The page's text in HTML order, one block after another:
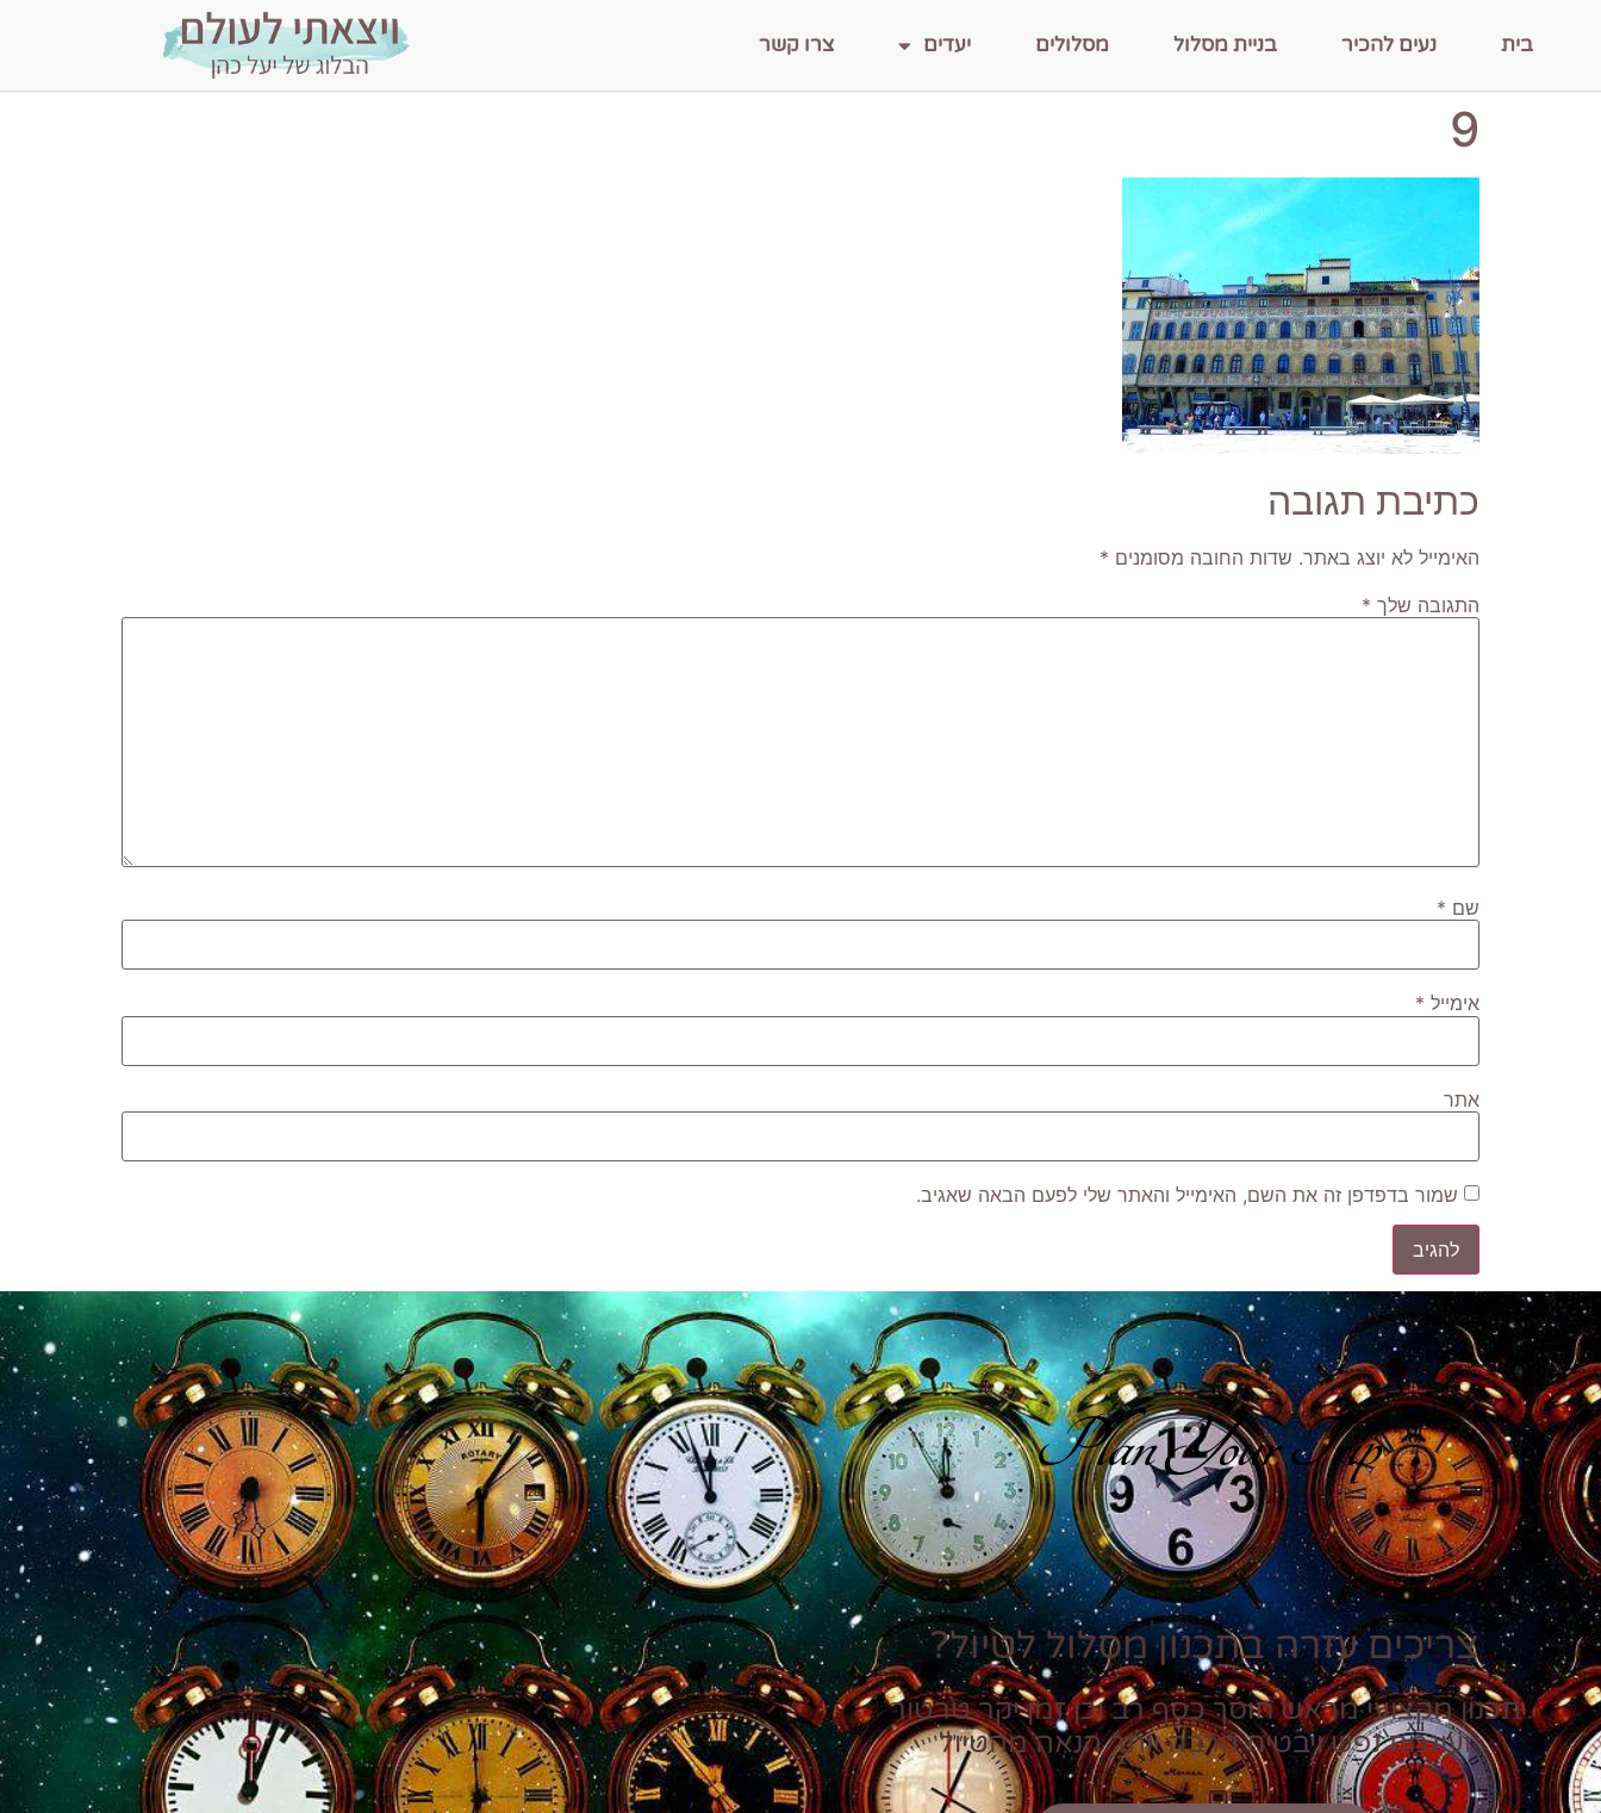
בית נעים להכיר בניית מסלול מסלולים יעדים צרו קשר
9
כתיבת תגובה
האימייל לא יוצג באתר. שדות החובה מסומנים *
התגובה שלך *
שם *
אימייל *
אתר
שמור בדפדפן זה את השם, האימייל והאתר שלי לפעם הבאה שאגיב.
Plan Your Trip
צריכים עזרה בתכנון מסלול לטיול?
תכנון מקצועי מראש חוסך כסף רב וכן זמן יקר טרטור
ועוגמת נפש ויבטיח הרבה יותר הנאה מהטיול